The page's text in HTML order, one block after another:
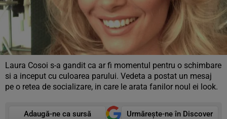
Laura Cosoi s-a gandit ca ar fi momentul pentru o schimbare
si a inceput cu culoarea parului. Vedeta a postat un mesaj
pe o retea de socializare, in care le arata fanilor noul ei look.
Adaugă-ne ca sursă
Urmărește-ne în Discover